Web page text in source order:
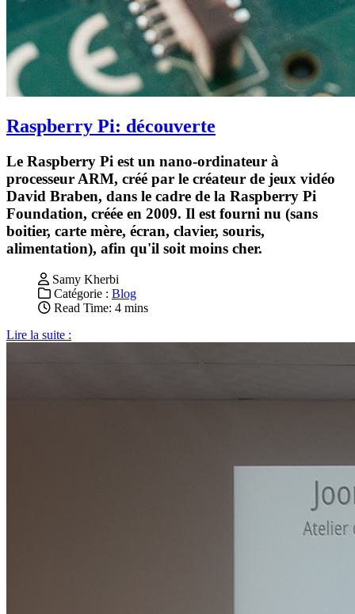
Raspberry Pi: découverte
Le Raspberry Pi est un nano-ordinateur à
processeur ARM, créé par le créateur de jeux vidéo
David Braben, dans le cadre de la Raspberry Pi
Foundation, créée en 2009. Il est fourni nu (sans
boitier, carte mère, écran, clavier, souris,
alimentation), afin qu'il soit moins cher.
Samy Kherbi
Catégorie : Blog
Read Time: 4 mins
Lire la suite :